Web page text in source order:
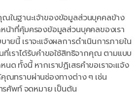
ในฐานะเจ้าของข้อมูลส่วนบุคคลข้าง
น้าที่คุ้มครองข้อมูลส่วนบุคคลของเรา
ายนี้ เราจะแจ้งผลการดำเนินการภายใน
ที่เราได้รับคำขอใช้สิทธิจากคุณ ตามแบบ
นด ทั้งนี้ หากเราปฏิเสธคำขอเราจะแจ้ง
ณทราบผ่านช่องทางต่าง ๆ เช่น
รศัพท์ จดหมาย เป็นต้น